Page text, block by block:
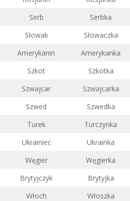
Serb
Serbka
Słowak
Słowaczka
Amerykanin
Amerykanka
Szkot
Szkotka
Szwajcar
Szwajcarka
Szwed
Szwedka
Turek
Turczynka
Ukrainiec
Ukrainka
Węgier
Węgierka
Brytyjczyk
Brytyjka
Włoch
Włoszka